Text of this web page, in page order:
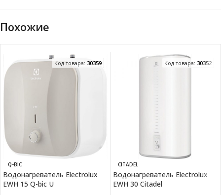
Похожие
Код товара: 30359
Q-BIC
Водонагреватель Electrolux
EWH 15 Q-bic U
Код товара: 30352
CITADEL
Водонагреватель Electrolux
EWH 30 Citadel